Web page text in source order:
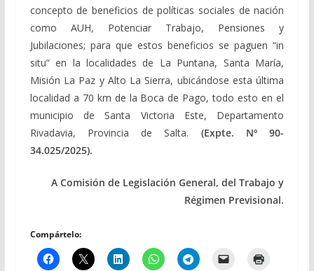
concepto de beneficios de políticas sociales de nación
como AUH, Potenciar Trabajo, Pensiones y
Jubilaciones; para que estos beneficios se paguen “in
situ” en la localidades de La Puntana, Santa María,
Misión La Paz y Alto La Sierra, ubicándose esta última
localidad a 70 km de la Boca de Pago, todo esto en el
municipio de Santa Victoria Este, Departamento
Rivadavia, Provincia de Salta. (Expte. Nº 90-
34.025/2025).
A Comisión de Legislación General, del Trabajo y
Régimen Previsional.
Compártelo: